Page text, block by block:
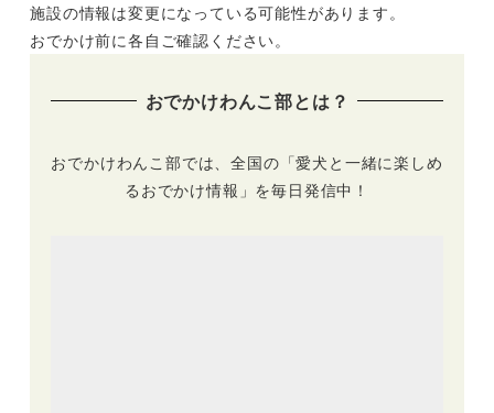
施設の情報は変更になっている可能性があります。
おでかけ前に各自ご確認ください。
おでかけわんこ部とは？
おでかけわんこ部では、全国の「愛犬と一緒に楽しめ
るおでかけ情報」を毎日発信中！